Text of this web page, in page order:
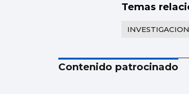
Temas
INVESTIGACION
Contenido patrocinado